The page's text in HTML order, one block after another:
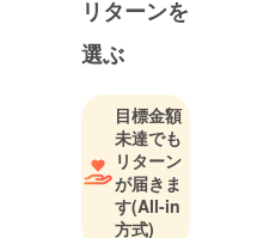
赤ちゃんが
大好き、マ
べりするの
が大好き。
50歳を過ぎ
てから好き
なことを仕
リターンを
選ぶ
目標金額
未達でも
リターン
が届きま
す(All-in
方式)